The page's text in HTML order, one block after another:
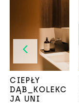
CIEPŁY
DĄB_KOLEKC
JA UNI